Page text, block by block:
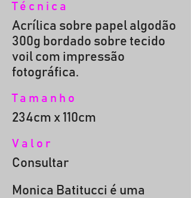
Técnica
Acrílica sobre papel algodão
300g bordado sobre tecido
voil com impressão
fotográfica.
Tamanho
234cm x 110cm
Valor
Consultar
Monica Batitucci é uma